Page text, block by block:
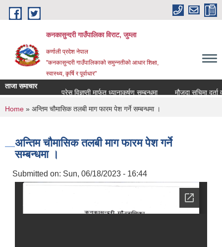
Skip to main content
कनकासुन्दरी गाउँपालिका विराट, जुम्ला
कर्णाली प्रदेश नेपाल
"कनकासुन्दरी गाउँपालिकाको समुन्नतीको आधार शिक्षा,
स्वास्थ्य, कृर्षि र पूर्वाधार"
ताजा समाचार
प्रेस विज्ञप्ती मार्फत ध्यानाकर्षण सम्बन्धमा
मौजुदा सुचिमा दर्ता वा
You are here
Home » अन्तिम चौमासिक तलबी माग फारम पेश गर्ने सम्बन्धमा ।
अन्तिम चौमासिक तलबी माग फारम पेश गर्ने
सम्बन्धमा ।
Submitted on: Sun, 06/18/2023 - 16:44